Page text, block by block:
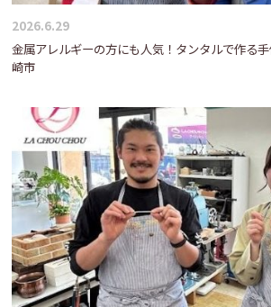
2026.6.29
金属アレルギーの方にも人気！タンタルで作る
崎市